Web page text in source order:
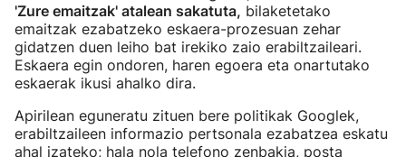
'Zure emaitzak' atalean sakatuta, bilaketetako
emaitzak ezabatzeko eskaera-prozesuan zehar
gidatzen duen leiho bat irekiko zaio erabiltzaileari.
Eskaera egin ondoren, haren egoera eta onartutako
eskaerak ikusi ahalko dira.
Apirilean eguneratu zituen bere politikak Googlek,
erabiltzaileen informazio pertsonala ezabatzea eskatu
ahal izateko; hala nola telefono zenbakia, posta